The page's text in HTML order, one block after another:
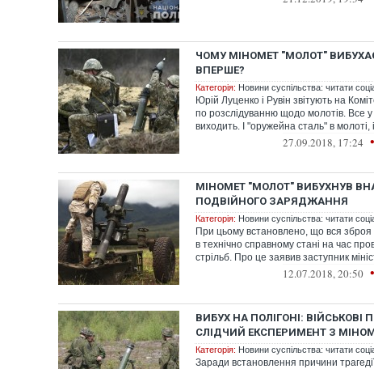
ЧОМУ МІНОМЕТ "МОЛОТ"
ВПЕРШЕ?
Категорія: Новини суспільства: читати
Юрій Луценко і Рувін звітують на
по розслідуванню щодо молотів. Все
виходить. І "оружейна сталь" в молоті,
27.09.2018, 17:24 •
МІНОМЕТ "МОЛОТ" ВИБУХНУВ
ПОДВІЙНОГО ЗАРЯДЖАННЯ
Категорія: Новини суспільства: читати
При цьому встановлено, що вся зброя
в технічно справному стані на час
стрільб. Про це заявив заступник
12.07.2018, 20:50 •
ВИБУХ НА ПОЛІГОНІ: ВІЙСЬКОВІ
СЛІДЧИЙ ЕКСПЕРИМЕНТ З
Категорія: Новини суспільства: читати
Заради встановлення причини